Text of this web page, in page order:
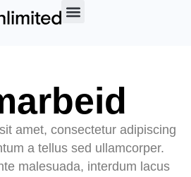
amet, consectetur adipiscing
a tellus sed ullamcorper.
malesuada, interdum lacus